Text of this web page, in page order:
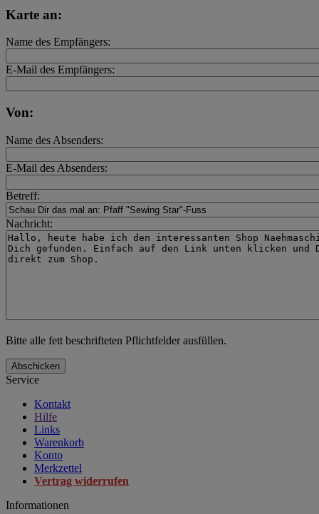
Karte an:
Name des Empfängers:
E-Mail des Empfängers:
Von:
Name des Absenders:
E-Mail des Absenders:
Betreff:
Nachricht:
Bitte alle fett beschrifteten Pflichtfelder ausfüllen.
Abschicken
Service
Kontakt
Hilfe
Links
Warenkorb
Konto
Merkzettel
Vertrag widerrufen
Informationen